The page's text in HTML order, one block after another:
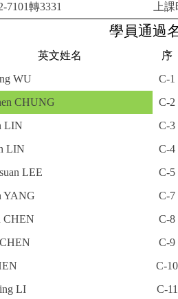
7101轉3331 上
學員通過
英文姓名
序
WU
C-1
CHUNG
C-2
LIN
C-3
LIN
C-4
LEE
C-5
YANG
C-7
CHEN
C-8
C-9
C-10
LI
C-11